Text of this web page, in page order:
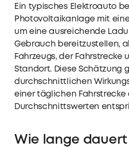
Ein typisches Elektroauto
Photovoltaikanlage mit
um eine ausreichende
Gebrauch bereitzustellen,
Fahrzeugs, der Fahrstrecke
Standort. Diese Schätzung
durchschnittlichen
einer täglichen
Durchschnittswerten
Wie lange dauert